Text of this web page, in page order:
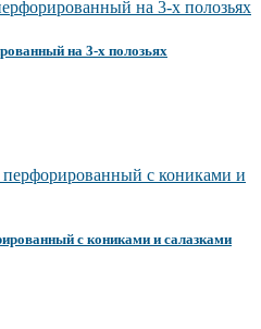
на 3-х полозьях
с кониками и салазками